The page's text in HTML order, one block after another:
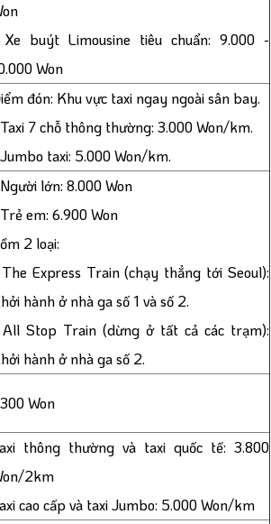
buýt Limousine tiêu chuẩn: 9.000 -
Won
đón: Khu vực taxi ngay ngoài sân bay.
7 chỗ thông thường: 3.000 Won/km.
taxi: 5.000 Won/km.
lớn: 8.000 Won
em: 6.900 Won
2 loại:
Express Train (chạy thẳng tới Seoul):
hành ở nhà ga số 1 và số 2.
Stop Train (dừng ở tất cả các trạm):
hành ở nhà ga số 2.
Won
thông thường và taxi quốc tế: 3.800
2km
cao cấp và taxi Jumbo: 5.000 Won/km